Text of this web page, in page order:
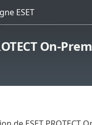
On-Prem